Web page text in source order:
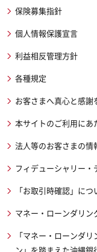
保険募集指針
個人情報保護宣言
利益相反管理方針
各種規定
お客さまへ真心と感謝
本サイトのご利用にあ
法人等のお客さまの情
フィデューシャリー
「お取引時確認」に
マネー・ローンダリ
「マネー・ローンダ